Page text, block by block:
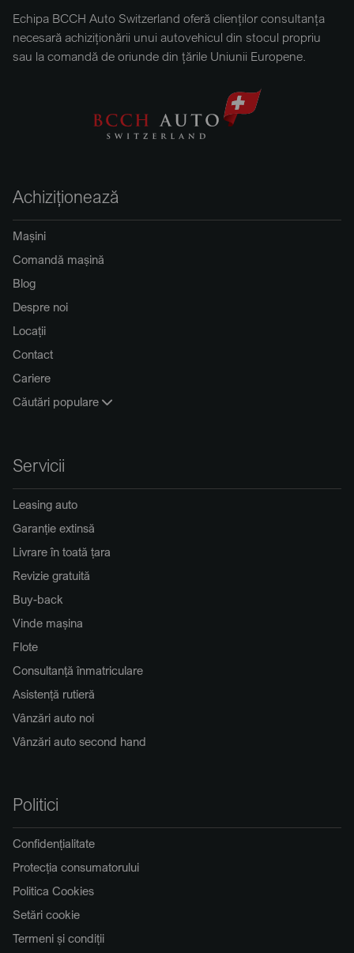
Echipa BCCH Auto Switzerland oferă clienților consultanța
necesară achiziționării unui autovehicul din stocul propriu
sau la comandă de oriunde din țările Uniunii Europene.
Achiziționează
Mașini
Comandă mașină
Blog
Despre noi
Locații
Contact
Cariere
Căutări populare
Servicii
Leasing auto
Garanție extinsă
Livrare în toată țara
Revizie gratuită
Buy-back
Vinde mașina
Flote
Consultanță înmatriculare
Asistență rutieră
Vânzări auto noi
Vânzări auto second hand
Politici
Confidențialitate
Protecția consumatorului
Politica Cookies
Setări cookie
Termeni și condiții